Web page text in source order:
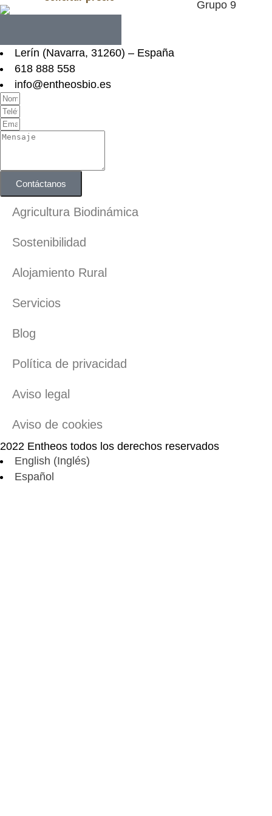
Lerín (Navarra, 31260) – España
618 888 558
info@entheosbio.es
Contáctanos
Agricultura Biodinámica
Sostenibilidad
Alojamiento Rural
Servicios
Blog
Política de privacidad
Aviso legal
Aviso de cookies
2022 Entheos todos los derechos reservados
English (Inglés)
Español